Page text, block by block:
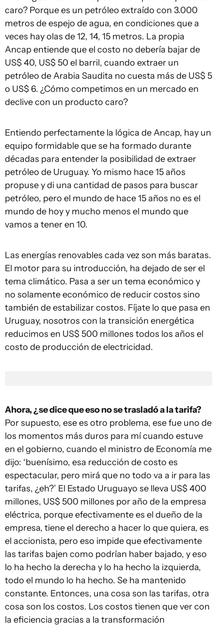
caro? Porque es un petróleo extraído con 3.000
metros de espejo de agua, en condiciones que a
veces hay olas de 12, 14, 15 metros. La propia
Ancap entiende que el costo no debería bajar de
US$ 40, US$ 50 el barril, cuando extraer un
petróleo de Arabia Saudita no cuesta más de US$ 5
o US$ 6. ¿Cómo competimos en un mercado en
declive con un producto caro?
Entiendo perfectamente la lógica de Ancap, hay un
equipo formidable que se ha formado durante
décadas para entender la posibilidad de extraer
petróleo de Uruguay. Yo mismo hace 15 años
propuse y di una cantidad de pasos para buscar
petróleo, pero el mundo de hace 15 años no es el
mundo de hoy y mucho menos el mundo que
vamos a tener en 10.
Las energías renovables cada vez son más baratas.
El motor para su introducción, ha dejado de ser el
tema climático. Pasa a ser un tema económico y
no solamente económico de reducir costos sino
también de estabilizar costos. Fíjate lo que pasa en
Uruguay, nosotros con la transición energética
reducimos en US$ 500 millones todos los años el
costo de producción de electricidad.
Ahora, ¿se dice que eso no se trasladó a la tarifa?
Por supuesto, ese es otro problema, ese fue uno de
los momentos más duros para mí cuando estuve
en el gobierno, cuando el ministro de Economía me
dijo: ‘buenísimo, esa reducción de costo es
espectacular, pero mirá que no todo va a ir para las
tarifas, ¿eh?’ El Estado Uruguayo se lleva US$ 400
millones, US$ 500 millones por año de la empresa
eléctrica, porque efectivamente es el dueño de la
empresa, tiene el derecho a hacer lo que quiera, es
el accionista, pero eso impide que efectivamente
las tarifas bajen como podrían haber bajado, y eso
lo ha hecho la derecha y lo ha hecho la izquierda,
todo el mundo lo ha hecho. Se ha mantenido
constante. Entonces, una cosa son las tarifas, otra
cosa son los costos. Los costos tienen que ver con
la eficiencia gracias a la transformación